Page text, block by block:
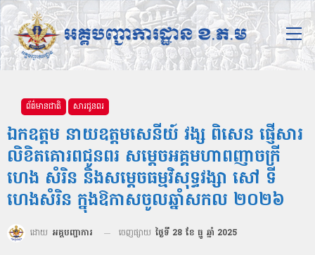
ព័ត៌មានជាតិ សារជូនពរ
ឯកឧត្ដម នាយឧត្ដមសេនីយ៍ វង្ស ពិសេន ផ្ញើសារ
លិខិតគោរពជូនពរ សម្ដេចអគ្គមហាពញាចក្រី
ហេង សំរិន និងសម្ដេចធម្មវិសុទ្ធវង្សា សៅ ទី
ហេងសំរិន ក្នុងឱកាសចូលឆ្នាំសកល ២០២៦
ដោយ អគ្គបញ្ជាការ ចេញផ្សាយ ថ្ងៃទី 28 ខែ ធ្នូ ឆ្នាំ 2025